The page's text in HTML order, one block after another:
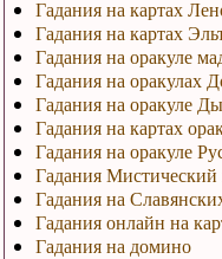
Гадания на картах
Гадания на картах
Гадания на оракуле
Гадания на оракулах
Гадания на оракуле
Гадания на картах
Гадания на оракуле
Гадания Мистический
Гадания на
Гадания онлайн на
Гадания на домино